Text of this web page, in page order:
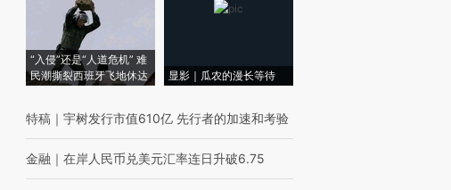
“入侵”还是“人道危机” 难
民潮撕裂西班牙飞地休达
显影｜瓜农的漫长等待
特稿 ｜ 宇树发行市值610亿 先行者的加速和考验
金融 ｜ 在岸人民币兑美元汇率连日升破6.75